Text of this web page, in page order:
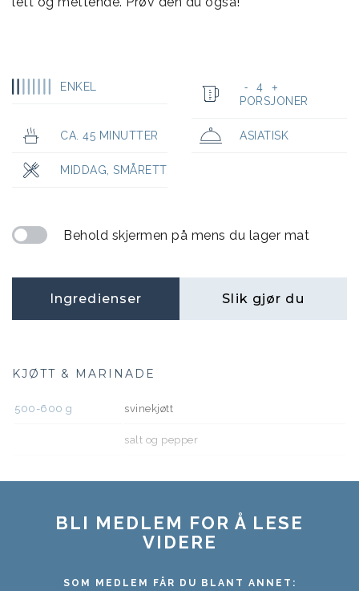
ENKEL - 4 +
PORSJONER
CA. 45 MINUTTER ASIATISK
MIDDAG, SMÅRETT
Behold skjermen på mens du lager mat
Ingredienser Slik gjør du
KJØTT & MARINADE
500-600 g svinekjøtt
salt og pepper
BLI MEDLEM FOR Å LESE
VIDERE
SOM MEDLEM FÅR DU BLANT ANNET: